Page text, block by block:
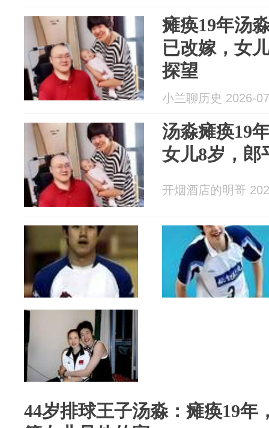
瘫痪19年汤
已改嫁，女
探望
小兰聊历史 2026-
汤淼瘫痪19
女儿8岁，郎
开烟酒店的明哥
44岁排球王子汤淼：瘫痪19年